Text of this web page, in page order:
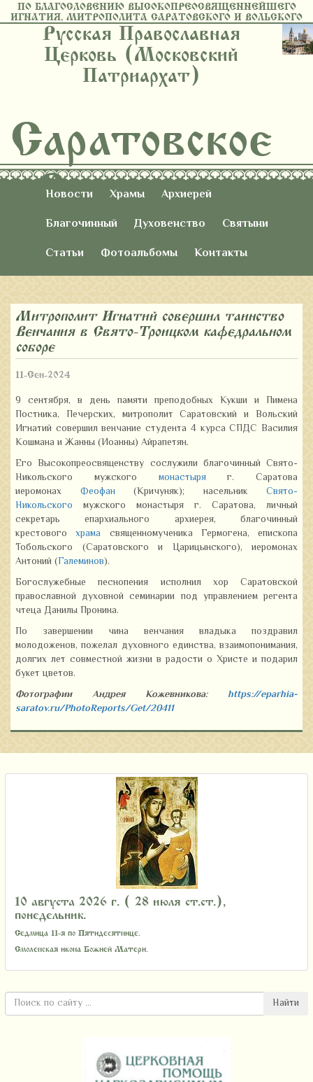
ПО БЛАГОСЛОВЕНИЮ ВЫСОКОПРЕОСВЯЩЕННЕЙШЕГО
ИГНАТИЯ, МИТРОПОЛИТА САРАТОВСКОГО И ВОЛЬСКОГО
Русская Православная
Церковь (Московский
Патриархат)
Саратовское
Восточное
Благочиние
Новости Храмы
Архиерей
Благочинный
Духовенство
Святыни
Статьи
Фотоальбомы Контакты
Митрополит Игнатий совершил таинство
Венчания в Свято-Троицком кафедральном
соборе
11-Сен-2024
9 сентября, в день памяти преподобных Кукши и Пимена
Постника, Печерских, митрополит Саратовский и Вольский
Игнатий совершил венчание студента 4 курса СПДС Василия
Кошмана и Жанны (Иоанны) Айрапетян.
Его Высокопреосвященству сослужили благочинный Свято-
Никольского мужского монастыряг. Саратова
иеромонах Феофан(Кричуняк); насельник Свято-
Никольского мужского монастыря г. Саратова, личный
секретарь епархиального архиерея, благочинный
крестовогохрама священномученика Гермогена, епископа
Тобольского (Саратовского и Царицынского), иеромонах
Антоний (Галеминов).
Богослужебные песнопения исполнил хор Саратовской
православной духовной семинарии под управлением регента
чтеца Данилы Пронина.
По завершении чина венчания владыка поздравил
молодоженов, пожелал духовного единства, взаимопонимания,
долгих лет совместной жизни в радости о Христе и подарил
букет цветов.
Фотографии Андрея Кожевникова: https://eparhia-
saratov.ru/PhotoReports/Get/20411
10 августа 2026 г. ( 28 июля ст.ст.),
понедельник.
Седмица 11-я по Пятидесятнице.
Смоленская икона Божией Матери.
Найти